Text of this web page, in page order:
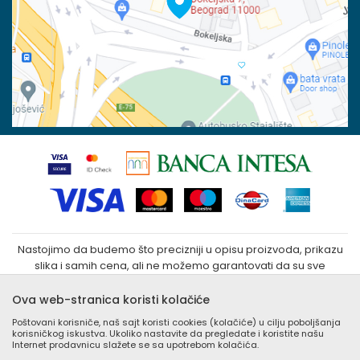
100023031
Matični broj:
07790937
Povraćaj sredstava
Zamena veličine i zamena artikla za drugi
Kako kupiti
Nastojimo da budemo što precizniji u opisu proizvoda, prikazu
slika i samih cena, ali ne možemo garantovati da su sve
su deo naše ponude i ne podrazumeva da su dostupni u
besplatnim pozivom Call Centra na +381 (0) 11 405 9007 / +381
(0) 11 405 9008
Ova web-stranica koristi kolačiće
Poštovani korisniče, naš sajt koristi cookies (kolačiće) u cilju poboljšanja
korisničkog iskustva. Ukoliko nastavite da pregledate i koristite našu
Internet prodavnicu slažete se sa upotrebom kolačića.